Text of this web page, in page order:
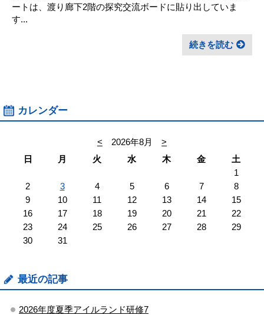
ートは、渡り廊下2階の探究交流ボードに貼り出していま
す...
続きを読む
カレンダー
< 2026年8月
>
日
月 火 水 木 金
土
1
2
3 4 5 6 7
8
9
10 11 12 13 14
15
16
17 18 19 20 21
22
23
24 25 26 27 28
29
30
31
最近の記事
2026年度夏季アイルランド研修7